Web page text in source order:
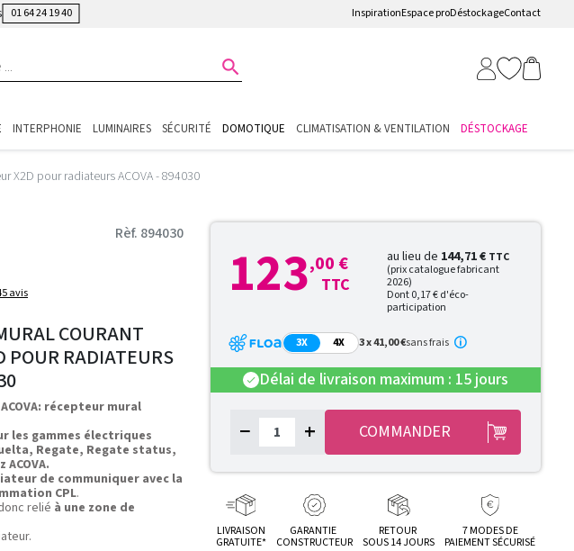
01 64 24 19 40 InspirationEspace proDéstockageContact

INTERPHONIE LUMINAIRES SÉCURITÉ DOMOTIQUE CLIMATISATION & VENTILATION DÉSTOCKAGE
X2D pour radiateurs ACOVA - 894030
Rèf. 894030
avis
COURANT
POUR RADIATEURS
récepteur mural
les gammes électriques
Regate, Regate status,
de communiquer avec la
CPL.
relié à une zone de
123,00 €
TTC
au lieu de 144,71 € TTC
(prix catalogue fabricant
2026)
Dont 0,17 € d'éco-
participation
3X 4X 3 x 41,00 €sans frais
check Délai de livraison maximum : 15 jours
− + COMMANDER
LIVRAISON
GRATUITE*
GARANTIE
CONSTRUCTEUR
RETOUR
SOUS 14 JOURS
7 MODES DE
PAIEMENT SÉCURISÉ